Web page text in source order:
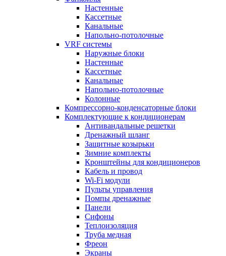
Настенные
Кассетные
Канальные
Напольно-потолочные
VRF системы
Наружные блоки
Настенные
Кассетные
Канальные
Напольно-потолочные
Колонные
Компрессорно-конденсаторные блоки
Комплектующие к кондиционерам
Антивандальные решетки
Дренажный шланг
Защитные козырьки
Зимние комплекты
Кронштейны для кондиционеров
Кабель и провод
Wi-Fi модули
Пульты управления
Помпы дренажные
Панели
Сифоны
Теплоизоляция
Труба медная
Фреон
Экраны